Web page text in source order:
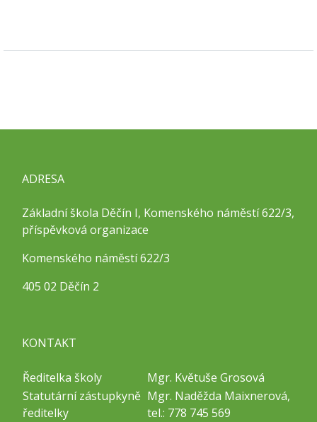
ADRESA
Základní škola Děčín I, Komenského náměstí 622/3,
příspěvková organizace
Komenského náměstí 622/3
405 02 Děčín 2
KONTAKT
Ředitelka školy
Mgr. Květuše Grosová
Statutární zástupkyně
ředitelky
Mgr. Naděžda Maixnerová,
tel.: 778 745 569